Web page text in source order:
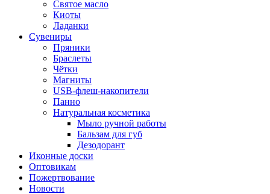
Святое масло
Киоты
Ладанки
Сувениры
Пряники
Браслеты
Чётки
Магниты
USB-флеш-накопители
Панно
Натуральная косметика
Мыло ручной работы
Бальзам для губ
Дезодорант
Иконные доски
Оптовикам
Пожертвование
Новости